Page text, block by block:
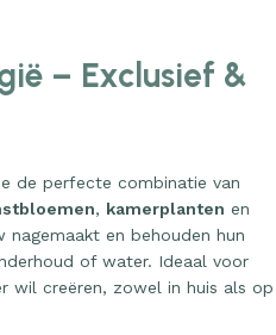
– Exclusief &
de perfecte combinatie van
, kamerplanten en
nagemaakt en behouden hun
of water. Ideaal voor
wil creëren, zowel in huis als op